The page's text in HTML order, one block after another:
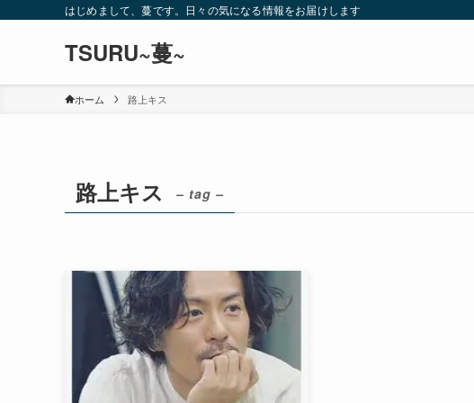
はじめまして、蔓です。日々の気になる情報をお届けします
TSURU~蔓~
ホーム 路上キス
路上キス – tag –